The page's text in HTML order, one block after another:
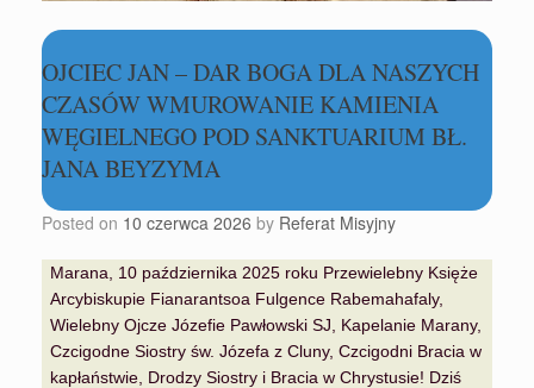
OJCIEC JAN – DAR BOGA DLA NASZYCH
CZASÓW WMUROWANIE KAMIENIA
WĘGIELNEGO POD SANKTUARIUM BŁ.
JANA BEYZYMA
Posted on 10 czerwca 2026 by Referat Misyjny
Marana, 10 października 2025 roku Przewielebny Księże
Arcybiskupie Fianarantsoa Fulgence Rabemahafaly,
Wielebny Ojcze Józefie Pawłowski SJ, Kapelanie Marany,
Czcigodne Siostry św. Józefa z Cluny, Czcigodni Bracia w
kapłaństwie, Drodzy Siostry i Bracia w Chrystusie! Dziś